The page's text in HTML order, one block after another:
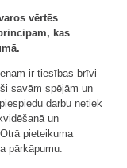
vērtēs
kas
ir tiesības brīvi
savām spējām un
darbu netiek
un
pieteikuma
pārkāpumu.